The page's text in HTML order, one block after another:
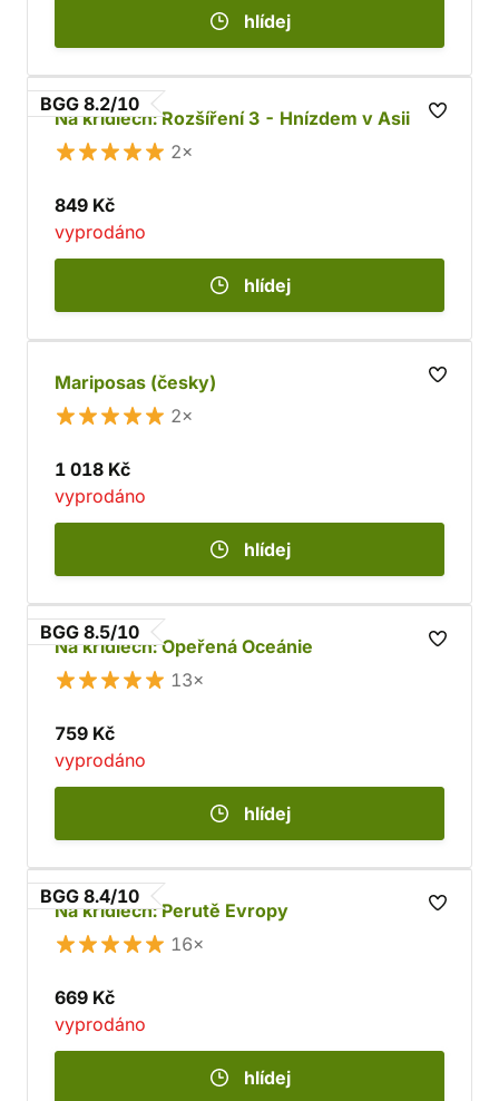
hlídej
BGG 8.2/10
Na křídlech: Rozšíření 3 - Hnízdem v Asii
2×
849 Kč
vyprodáno
hlídej
Mariposas (česky)
2×
1 018 Kč
vyprodáno
hlídej
BGG 8.5/10
Na křídlech: Opeřená Oceánie
13×
759 Kč
vyprodáno
hlídej
BGG 8.4/10
Na křídlech: Perutě Evropy
16×
669 Kč
vyprodáno
hlídej